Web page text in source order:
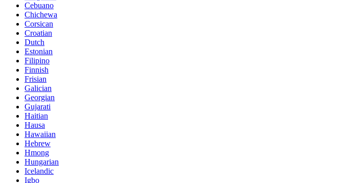
Cebuano
Chichewa
Corsican
Croatian
Dutch
Estonian
Filipino
Finnish
Frisian
Galician
Georgian
Gujarati
Haitian
Hausa
Hawaiian
Hebrew
Hmong
Hungarian
Icelandic
Igbo